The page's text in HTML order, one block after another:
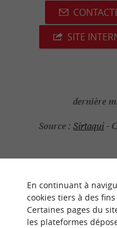
SITE
dernière
Source : Sirtaqui-
NOUS
En continuant à
cookies tiers à des
Certaines pages du
les plateformes